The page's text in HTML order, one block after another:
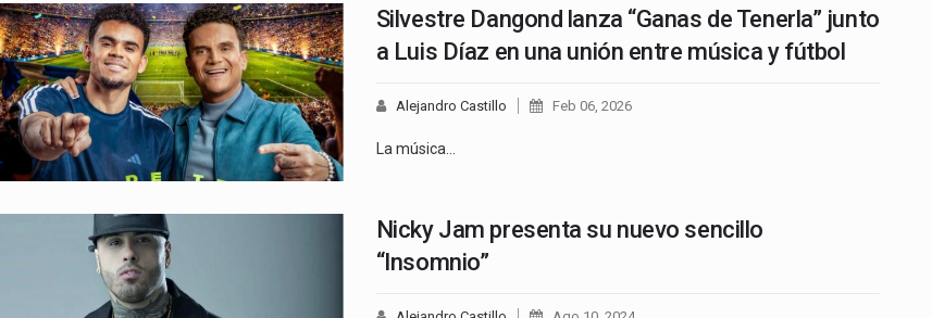
Silvestre Dangond lanza “Ganas de Tenerla” junto
a Luis Díaz en una unión entre música y fútbol
Alejandro Castillo Feb 06, 2026
La música…
Nicky Jam presenta su nuevo sencillo
“Insomnio”